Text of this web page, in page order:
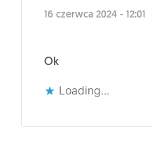
16 czerwca 2024 - 12:01
Ok
Loading...